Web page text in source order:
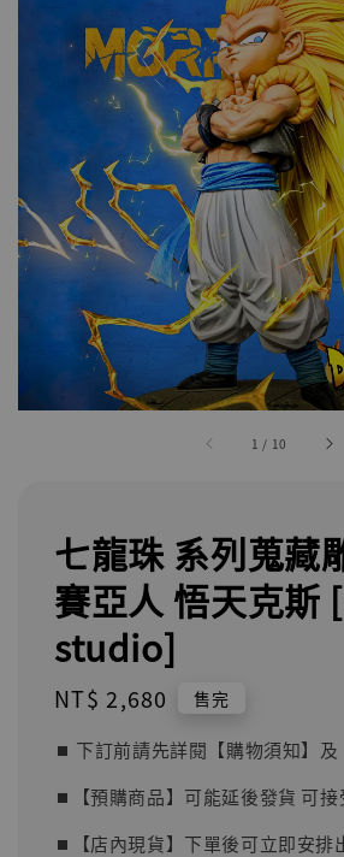
1 / 10
七龍珠 系列蒐藏
賽亞人 悟天克斯
studio]
Regular
NT$ 2,680 售完
⏹︎ 下訂前請先詳閱【購物須知】及
⏹︎【預購商品】可能延後發貨 可接
⏹︎【店內現貨】下單後可立即安排